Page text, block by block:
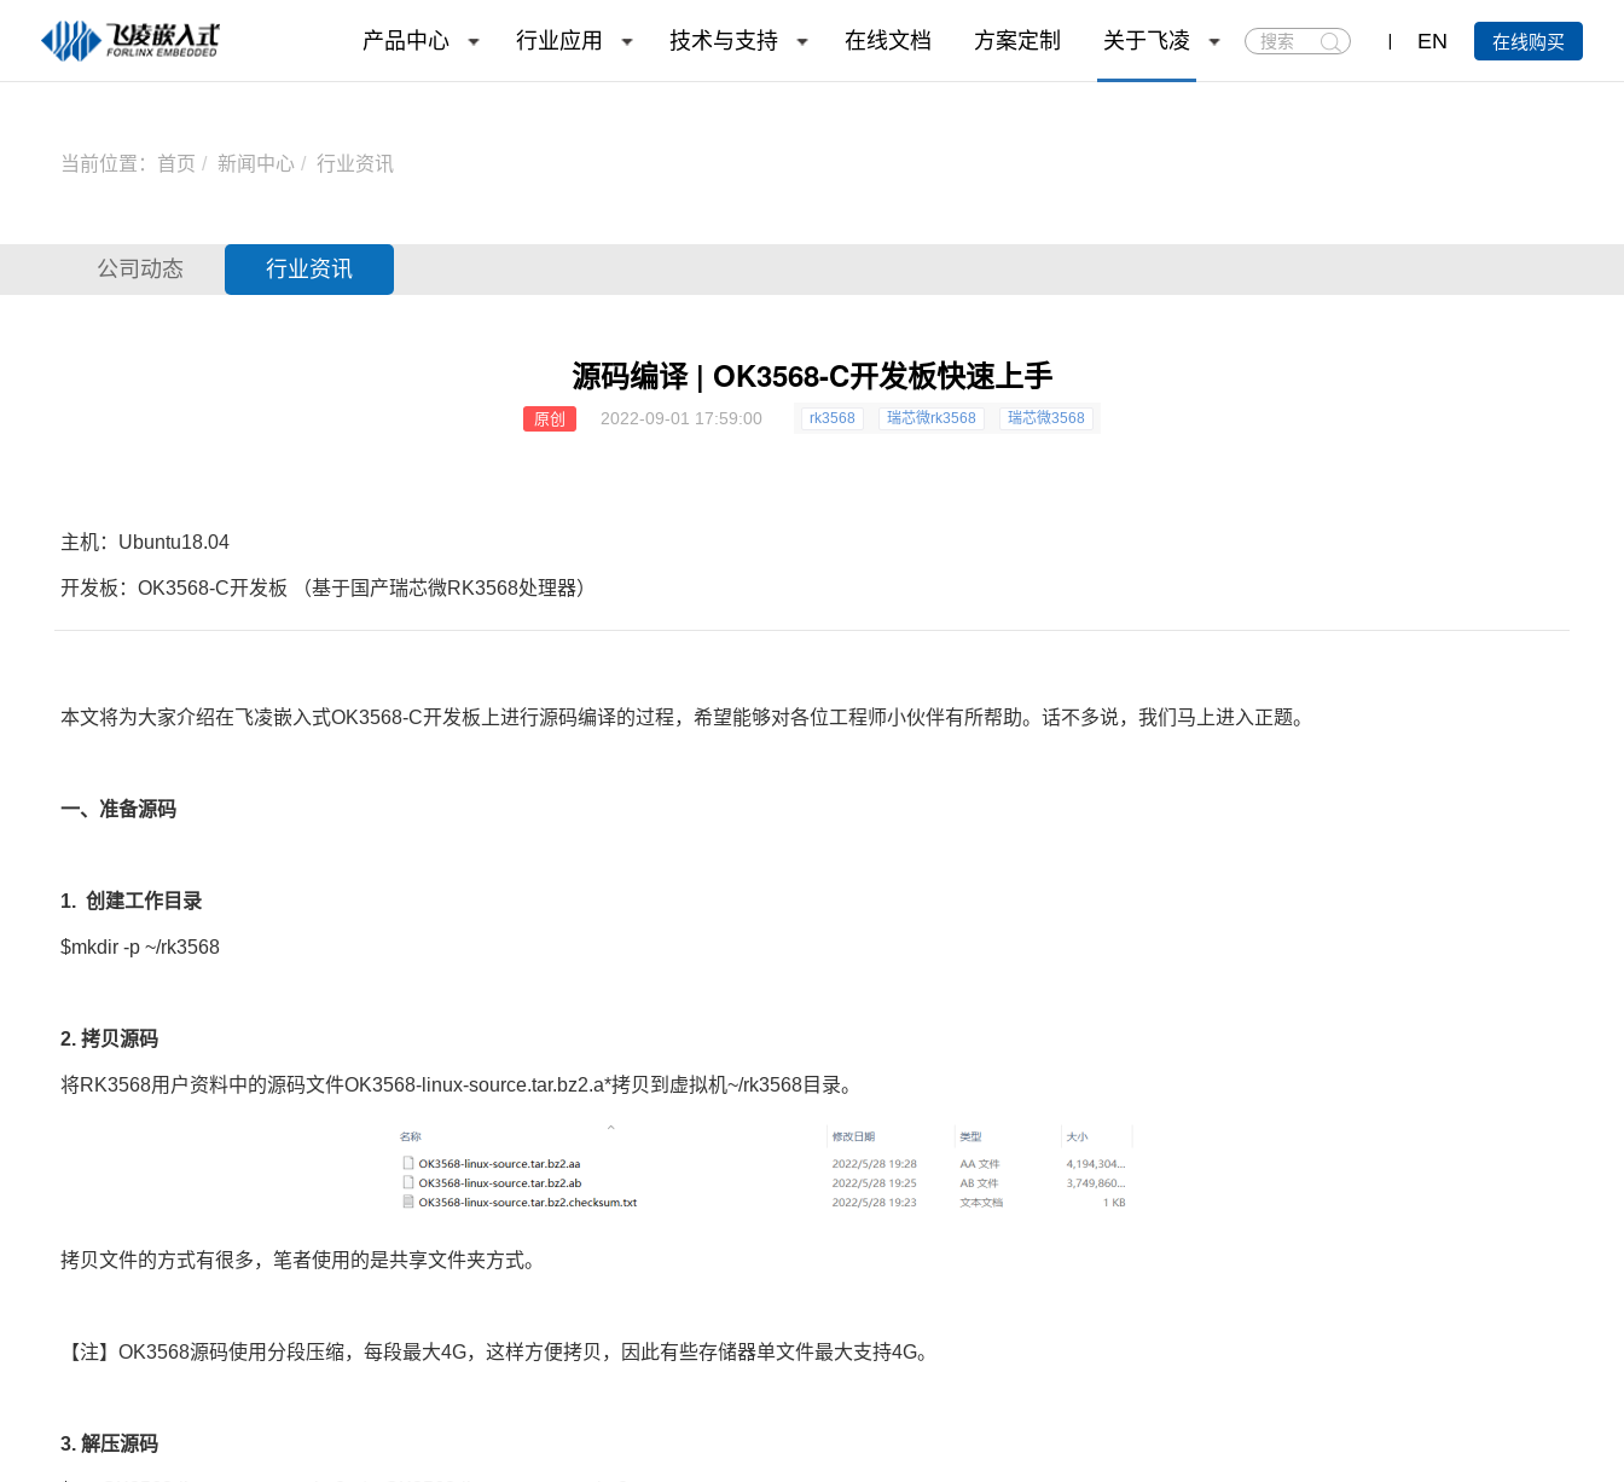
产品中心 行业应用 技术与支持 在线文档 方案定制 关于飞凌
搜
索
EN 在线购买
当前位置： 首页 新闻中心 行业资讯
公司动态 行业资讯
源码编译 | OK3568-C开发板快速上手
原创 2022-09-01 17:59:00 rk3568 瑞芯微rk3568 瑞芯微3568
主机：Ubuntu18.04
开发板 ：OK3568-C开发板 （基于国产瑞芯微RK3568处理器）
本文将为大家介绍在飞凌嵌入式OK3568-C开发板上进行源码编译的过程，希望能够对各位工程师小伙伴有所帮助。话不多说，我们马上进入正题。
一、准备源码
1. 创建工作目录
$mkdir -p ~/rk3568
2. 拷贝源码
将RK3568用户资料中的源码文件OK3568-linux-source.tar.bz2.a*拷贝到虚拟机~/rk3568目录。
拷贝文件的方式有很多，笔者使用的是共享文件夹方式。
【注】OK3568源码使用分段压缩，每段最大4G，这样方便拷贝，因此有些存储器单文件最大支持4G。
3. 解压源码